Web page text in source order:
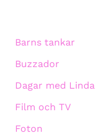
Barns tankar
Buzzador
Dagar med Linda
Film och TV
Foton